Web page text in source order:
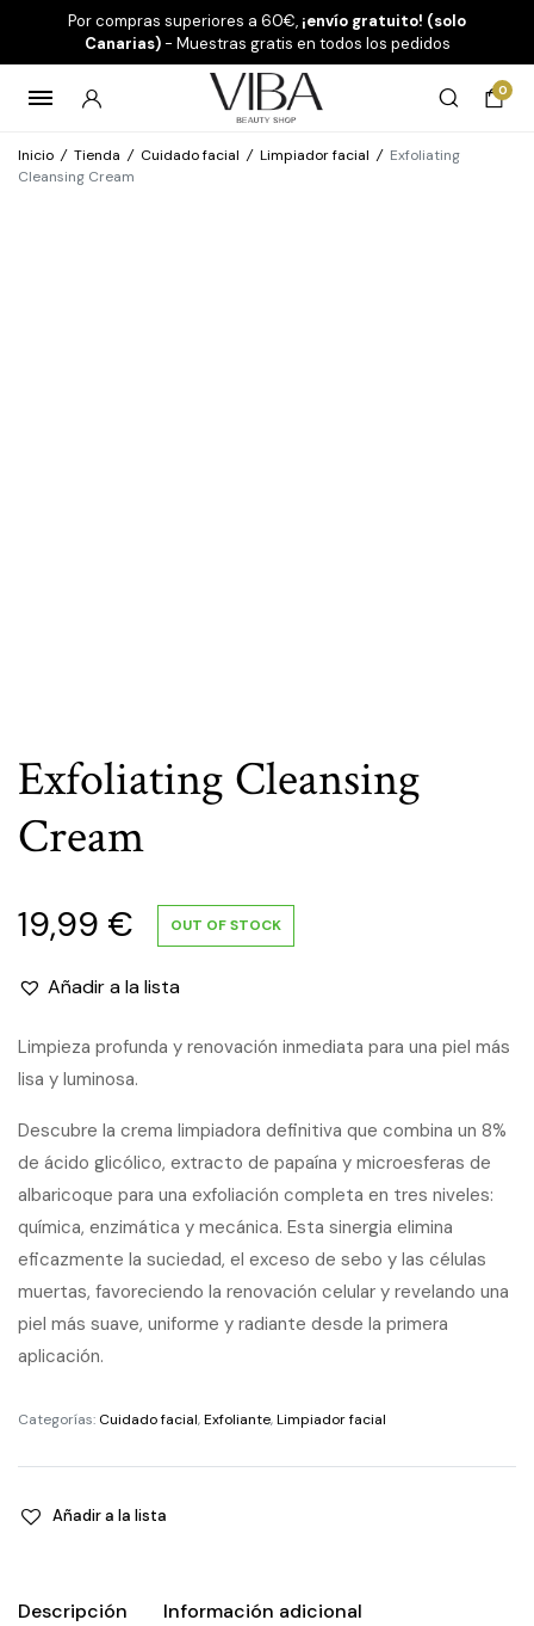
Por compras superiores a 60€, ¡envío gratuito! (solo
Canarias)- Muestras gratis en todos los pedidos
0
Inicio / Tienda / Cuidado facial / Limpiador facial / Exfoliating
Cleansing Cream
Exfoliating Cleansing
Cream
19,99 € OUT OF STOCK
Añadir a la lista
Limpieza profunda y renovación inmediata para una piel más
lisa y luminosa.
Descubre la crema limpiadora definitiva que combina un 8%
de ácido glicólico, extracto de papaína y microesferas de
albaricoque para una exfoliación completa en tres niveles:
química, enzimática y mecánica. Esta sinergia elimina
eficazmente la suciedad, el exceso de sebo y las células
muertas, favoreciendo la renovación celular y revelando una
piel más suave, uniforme y radiante desde la primera
aplicación.
Categorías: Cuidado facial,Exfoliante,Limpiador facial
Añadir a la lista
Descripción
Información adicional